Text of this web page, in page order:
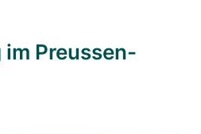
Preussen-